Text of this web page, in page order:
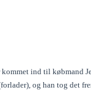
ind til købmand
og han tog det